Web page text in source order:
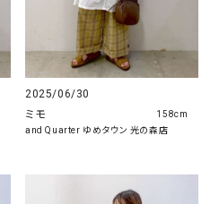
2025/06/30
ミモ
and Quarter ゆめタウン 光の森店
158cm